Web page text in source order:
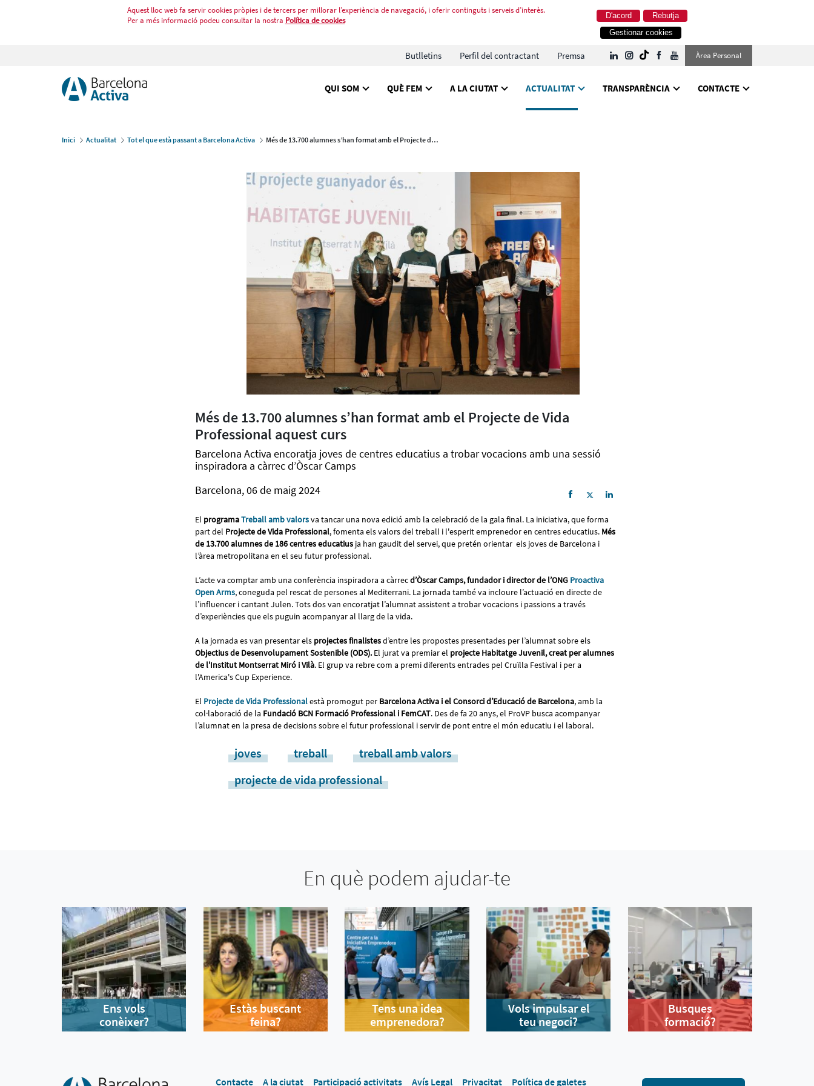
Aquest lloc web fa servir cookies pròpies i de tercers per millorar l’experiència de navegació, i oferir continguts i serveis d’interès.
Per a més informació podeu consultar la nostra Política de cookies Rebutja
D'acord
Gestionar cookies
Butlletins Perfil del contractant Premsa Àrea Personal
QUI SOM QUÈ FEM A LA CIUTAT ACTUALITAT TRANSPARÈNCIA CONTACTE
Inici Actualitat Tot el que està passant a Barcelona Activa Més de 13.700 alumnes s’han format amb el Projecte de Vida Professional aquest curs
Més de 13.700 alumnes s’han format amb el Projecte de Vida
Professional aquest curs
Barcelona Activa encoratja joves de centres educatius a trobar vocacions amb una sessió
inspiradora a càrrec d’Òscar Camps
Barcelona, 06 de maig 2024
El programaTreball amb valorsva tancar una nova edició amb la celebració de la gala final. La iniciativa, que forma
part del Projecte de Vida Professional, fomenta els valors del treball i l'esperit emprenedor en centres educatius. Més
de 13.700 alumnes de 186 centres educatius ja han gaudit del servei, que pretén orientar els joves de Barcelona i
l’àrea metropolitana en el seu futur professional.
L’acte va comptar amb una conferència inspiradora a càrrecd’Òscar Camps, fundador i director de l’ONG Proactiva
Open Arms, coneguda pel rescat de persones al Mediterrani. La jornada també va incloure l’actuació en directe de
l’influencer i cantant Julen. Tots dos van encoratjat l’alumnat assistent a trobar vocacions i passions a través
d’experiències que els puguin acompanyar al llarg de la vida.
A la jornada es van presentar els projectes finalistesd’entre les propostes presentades per l’alumnat sobre els
Objectius de Desenvolupament Sostenible (ODS). El jurat va premiar el projecte Habitatge Juvenil, creat per alumnes
de l'Institut Montserrat Miró i Vilà. El grup va rebre com a premi diferents entrades pel Cruïlla Festival i per a
l'America's Cup Experience.
El Projecte de Vida Professionalestà promogut per Barcelona Activa i el Consorci d’Educació de Barcelona, amb la
col·laboració de la Fundació BCN Formació Professional i FemCAT. Des de fa 20 anys, el ProVP busca acompanyar
l’alumnat en la presa de decisions sobre el futur professional i servir de pont entre el món educatiu i el laboral.
joves treball
treball amb valors
projecte de vida professional
En què podem ajudar-te
Ens vols
conèixer?
Estàs buscant
feina?
Tens una idea
emprenedora?
Vols impulsar el
teu negoci?
Busques
formació?
Contacte A la ciutat Participació activitats Avís Legal Privacitat Política de galetes